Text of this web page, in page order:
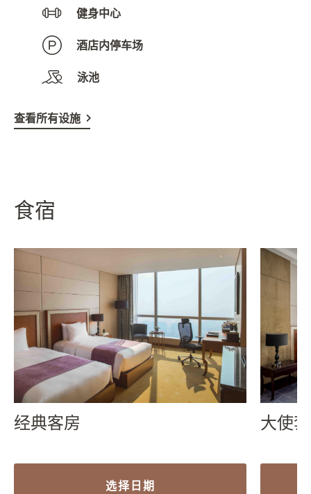
健身中心
酒店内停车场
泳池
查看所有设施
食宿
经典客房
选择日期
大使